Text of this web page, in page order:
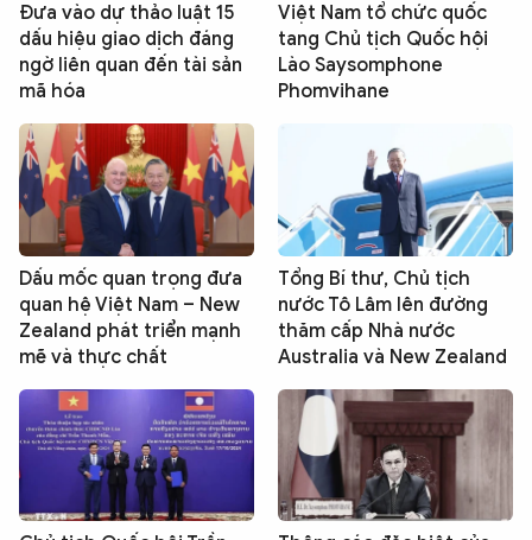
Đưa vào dự thảo luật 15
dấu hiệu giao dịch đáng
ngờ liên quan đến tài sản
mã hóa
Việt Nam tổ chức quốc
tang Chủ tịch Quốc hội
Lào Saysomphone
Phomvihane
Dấu mốc quan trọng đưa
quan hệ Việt Nam – New
Zealand phát triển mạnh
mẽ và thực chất
Tổng Bí thư, Chủ tịch
nước Tô Lâm lên đường
thăm cấp Nhà nước
Australia và New Zealand